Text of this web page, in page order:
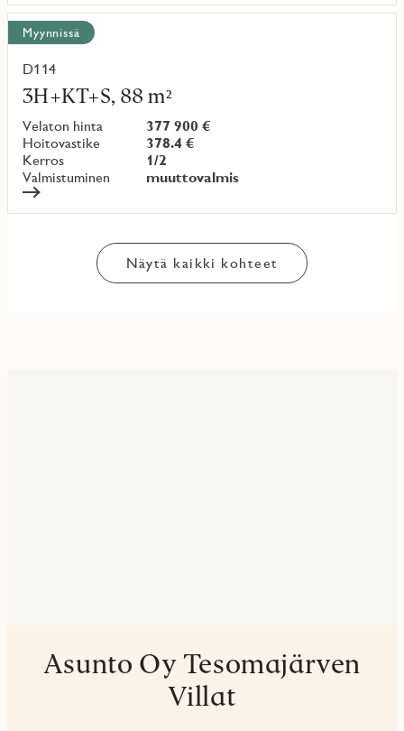
Myynnissä
D114
3H+KT+S, 88 m²
Velaton hinta
377 900 €
Hoitovastike
378.4 €
Kerros
1/2
Valmistuminen
muuttovalmis
Lue
lisää
kohteesta
Näytä kaikki kohteet
Asunto Oy Tesomajärven
Villat